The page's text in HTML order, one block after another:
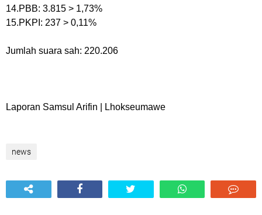
14.PBB: 3.815 > 1,73%
15.PKPI: 237 > 0,11%
Jumlah suara sah: 220.206
Laporan Samsul Arifin | Lhokseumawe
news